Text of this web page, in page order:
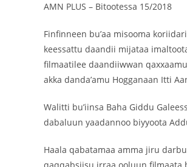
AMN PLUS – Bitootessa 15/2018
Finfinneen bu’aa misooma
keessattu daandii mijataa
filmaatilee daandiiwwan
akka danda’amu Hogganaan Itti
Walitti bu’iinsa Baha Giddu
dabaluun yaadannoo biyyoota
Haala qabatamaa amma jiru